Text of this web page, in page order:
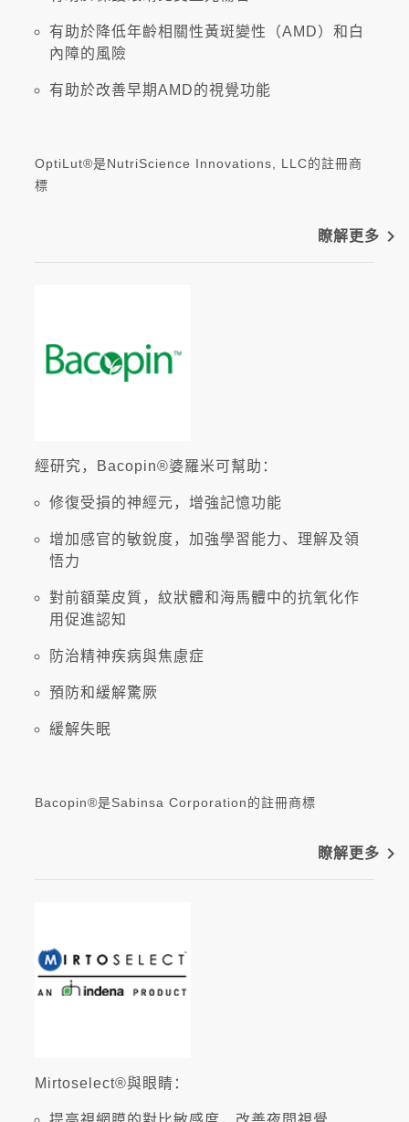
有助於降低年齡相關性黃斑變性（AMD）和白
內障的風險
有助於改善早期AMD的視覺功能
OptiLut®是NutriScience Innovations, LLC的註冊商
標
瞭解更多 navigate_next
經研究，Bacopin®婆羅米可幫助：
修復受損的神經元，增強記憶功能
增加感官的敏銳度，加強學習能力、理解及領
悟力
對前額葉皮質，紋狀體和海馬體中的抗氧化作
用促進認知
防治精神疾病與焦慮症
預防和緩解驚厥
緩解失眠
Bacopin®是Sabinsa Corporation的註冊商標
瞭解更多 navigate_next
Mirtoselect®與眼睛：